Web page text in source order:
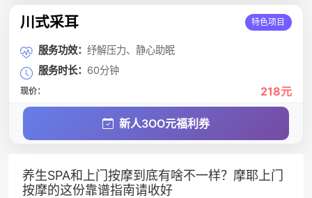
川式采耳 特色项目
服务功效： 纾解压力、静心助眠
服务时长： 60分钟
现价： 218元
新人3OO元福利券
养生SPA和上门按摩到底有啥不一样？摩耶上门
按摩的这份靠谱指南请收好